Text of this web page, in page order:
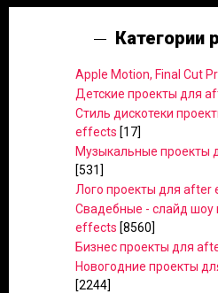
Категории
Apple Motion, Final Cut
Детские проекты для
Стиль дискотеки
effects [17]
Музыкальные проекты
[531]
Лого проекты для after
Свадебные - слайд шоу
effects [8560]
Бизнес проекты для
Новогодние проекты
[2244]